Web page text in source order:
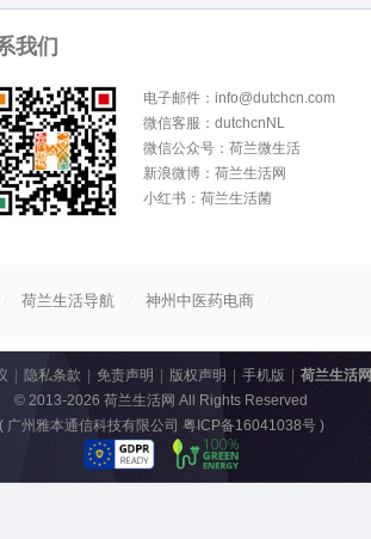
我们
电子邮件：info@dutchcn.com
微信客服：dutchcnNL
微信公众号：荷兰微生活
新浪微博：荷兰生活网
小红书：荷兰生活菌
荷兰生活导航 神州中医药电商
隐私条款 免责声明 版权声明 手机版
荷兰生活网
© 2013-2026 荷兰生活网 All Rights Reserved
( 广州雅本通信科技有限公司 粤ICP备16041038号)